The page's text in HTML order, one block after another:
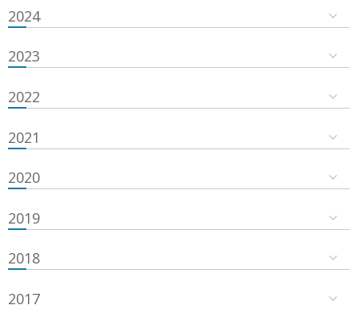
2024
2023
2022
2021
2020
2019
2018
2017